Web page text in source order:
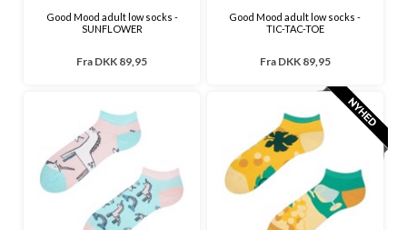
Good Mood adult low socks -
SUNFLOWER
Fra DKK 89,95
Good Mood adult low socks -
TIC-TAC-TOE
Fra DKK 89,95